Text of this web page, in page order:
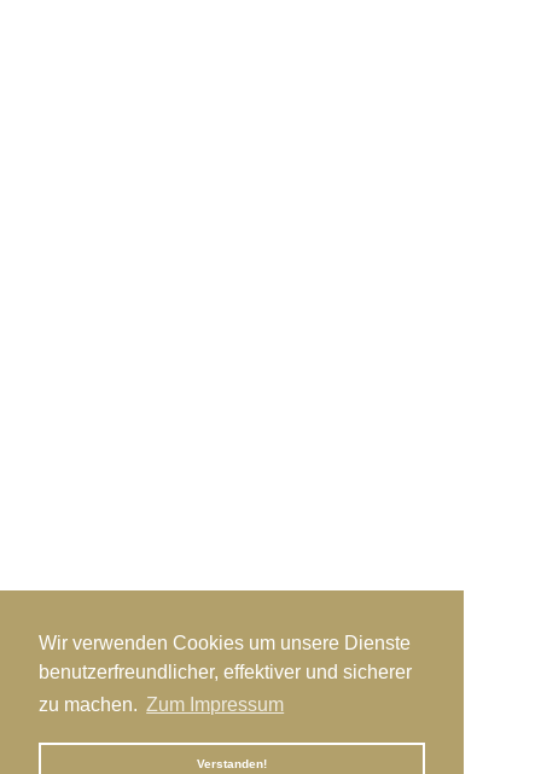
Wir verwenden Cookies um unsere Dienste
benutzerfreundlicher, effektiver und sicherer
zu machen. Zum Impressum
Verstanden!